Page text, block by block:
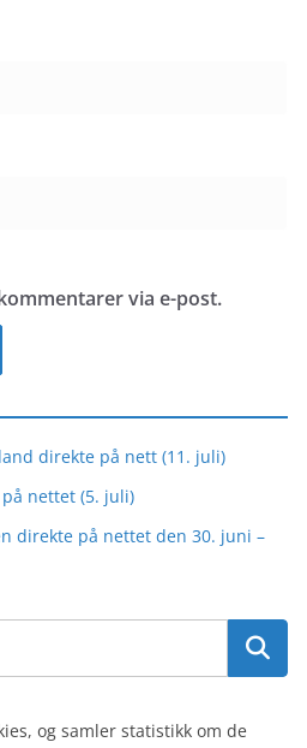
via e-post.
direkte på nett (11. juli)
nettet (5. juli)
direkte på nettet den 30. juni –
og samler statistikk om de